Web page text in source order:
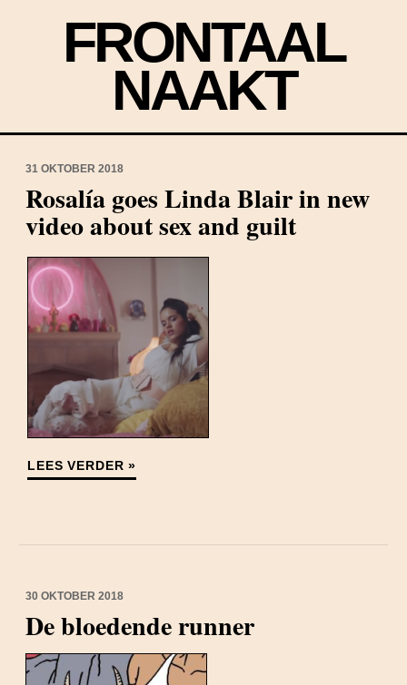
FRONTAAL
NAAKT
31 OKTOBER 2018
Rosalía goes Linda Blair in new
video about sex and guilt
LEES VERDER »
30 OKTOBER 2018
De bloedende runner